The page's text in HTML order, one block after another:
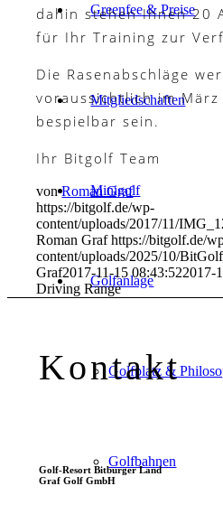
Greenfee & Preise
Mitgliedschaften
Minigolf
Golfanlage
Golfplatz &
Golfbahnen
dahin stehen Ihnen 20
für Ihr Training zur
Die Rasenabschläge
voraussichtlich im
bespielbar sein.
Ihr Bitgolf Team
vonRoman Graf
https://bitgolf.de/wp-
content/uploads/2017/11/
Roman Graf https://bitgolf.de/
content/uploads/2025/10/
Graf2017-11-15 08:43:522017-
Driving Range
Kontakt
Golf-Resort Bitburger Land
Graf Golf GmbH